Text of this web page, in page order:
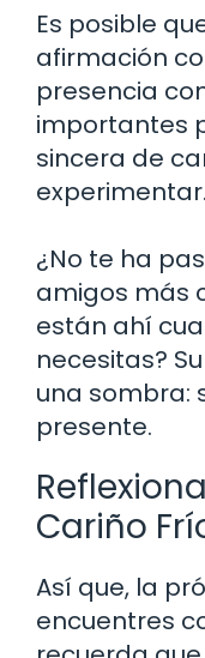
Es posible
afirmación
presencia
importantes
sincera de
experimentar.
¿No te ha
amigos más
están ahí
necesitas?
una sombra:
presente.
Cariño
Así que, la
encuentres